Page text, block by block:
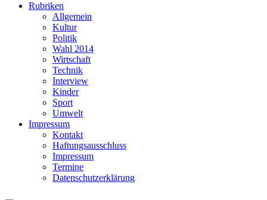
Rubriken
Allgemein
Kultur
Politik
Wahl 2014
Wirtschaft
Technik
Interview
Kinder
Sport
Umwelt
Impressum
Kontakt
Haftungsausschluss
Impressum
Termine
Datenschutzerklärung